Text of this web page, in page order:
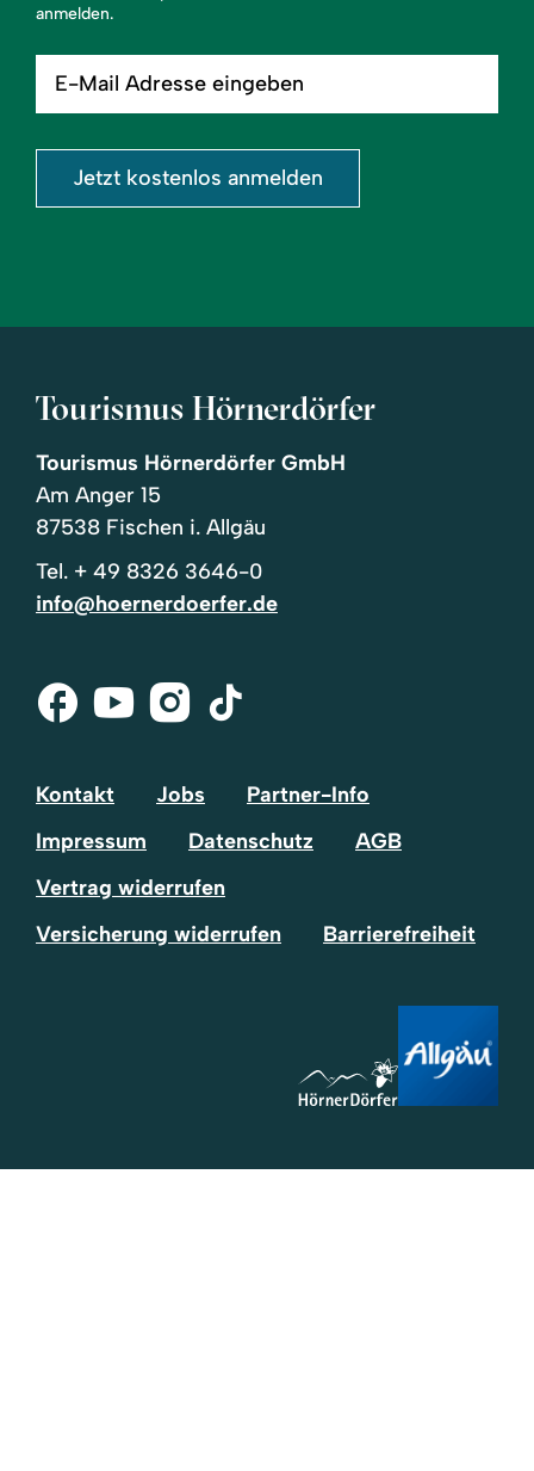
anmelden.
Mail
eingeben
Jetzt kostenlos anmelden
Tourismus Hörnerdörfer
Tourismus Hörnerdörfer GmbH
Am Anger 15
87538 Fischen i. Allgäu
Tel. + 49 8326 3646-0
info@hoernerdoerfer.de
Facebook
Youtube
Instagram
Tik-
Kontakt Jobs
Partner-Info
Impressum
Datenschutz
AGB
Vertrag widerrufen
Versicherung widerrufen
Barrierefreiheit